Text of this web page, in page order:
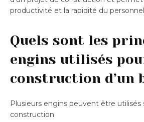
productivité et la rapidité du
Quels sont les
engins utilisés
construction d’un
Plusieurs engins peuvent être utilisés
construction